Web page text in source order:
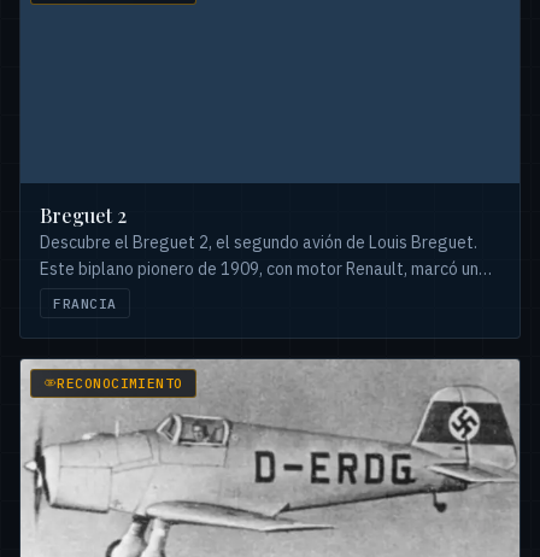
Breguet 2
Descubre el Breguet 2, el segundo avión de Louis Breguet.
Este biplano pionero de 1909, con motor Renault, marcó un
hito en la aviación temprana francesa.
FRANCIA
RECONOCIMIENTO